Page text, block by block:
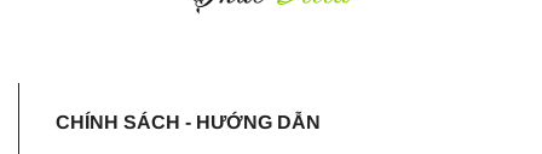
CHÍNH SÁCH - HƯỚNG DẪN